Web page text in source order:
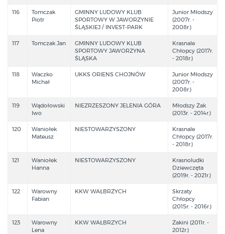
116
Tomczak
Piotr
GMINNY LUDOWY KLUB
SPORTOWY W JAWORZYNIE
ŚLĄSKIEJ / INVEST-PARK
Junior Młodszy
(2007r. -
2008r.)
117 Tomczak Jan
GMINNY LUDOWY KLUB
SPORTOWY JAWORZYNA
ŚLĄSKA
Krasnale
Chłopcy (2017r.
- 2018r.)
118
Waczko
Michał
UKKS ORIENS CHOJNÓW
Junior Młodszy
(2007r. -
2008r.)
119
Wądołowski
Iwo
NIEZRZESZONY JELENIA GÓRA
Młodszy Żak
(2013r. - 2014r.)
120
Waniołek
Mateusz
NIESTOWARZYSZONY
Krasnale
Chłopcy (2017r.
- 2018r.)
121
Waniołek
Hanna
NIESTOWARZYSZONY
Krasnoludki
Dziewczęta
(2019r. - 2021r.)
122
Warowny
Fabian
KKW WAŁBRZYCH
Skrzaty
Chłopcy
(2015r. - 2016r.)
123
Warowny
Lena
KKW WAŁBRZYCH
Żakini (2011r. -
2012r.)